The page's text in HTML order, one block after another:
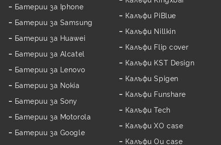
Батерии за Iphone
Батерии за Samsung
Батерии за Huawei
Батерии за Alcatel
Батерии за Lenovo
Батерии за Nokia
Батерии за Sony
Батерии за Motorola
Батерии за Google
Калъфи PiBlue
Калъфи Nillkin
Калъфи Flip cover
Калъфи KST Design
Калъфи Spigen
Калъфи Funshare
Калъфи Tech
Калъфи XO case
Калъфи Ou case